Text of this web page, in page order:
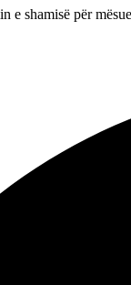
e shamisë për